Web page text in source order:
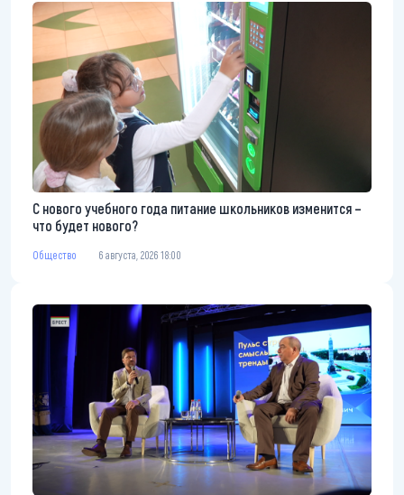
С нового учебного года питание школьников изменится –
что будет нового?
Общество 6 августа, 2026 18:00